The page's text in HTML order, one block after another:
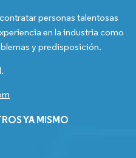
personas talentosas
en la industria como
y predisposición.
YA MISMO